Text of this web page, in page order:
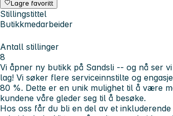
Lagre favoritt
Stillingstittel
Butikkmedarbeider
Antall stillinger
8
Vi åpner ny butikk på Sandsli -- og nå ser
lag! Vi søker flere serviceinnstilte og
80 %. Dette er en unik mulighet til å være
kundene våre gleder seg til å besøke.
Hos oss får du bli en del av et